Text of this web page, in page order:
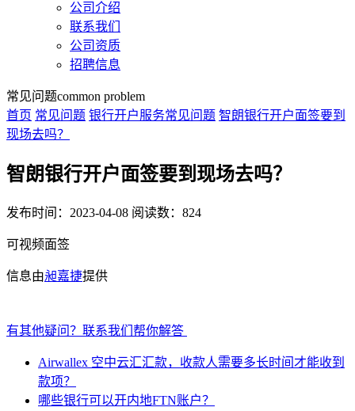
公司介绍
联系我们
公司资质
招聘信息
常见问题common problem
首页 常见问题 银行开户服务常见问题 智朗银行开户面签要到
现场去吗？
智朗银行开户面签要到现场去吗？
发布时间：2023-04-08 阅读数：824
可视频面签
信息由昶嘉捷提供
有其他疑问？联系我们帮你解答
Airwallex 空中云汇汇款，收款人需要多长时间才能收到
款项？
哪些银行可以开内地FTN账户？